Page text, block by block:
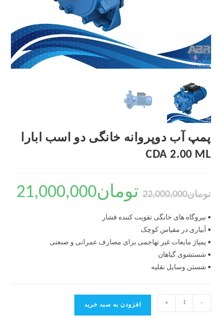
پمپ آب دوپروانه خانگی دو اسب ابارا
CDA 2.00 ML
تومان22,000,000 تومان21,000,000
• نیروگاه های خانگی تقویت کننده فشار
• آبیاری در مقیاس کوچک
• پمپاژ مایعات غیر تهاجمی برای مصارف عمرانی و صنعتی
• شستشوی گیاهان
• شستن وسایل نقلیه
-
+ افزودن به سبد خرید